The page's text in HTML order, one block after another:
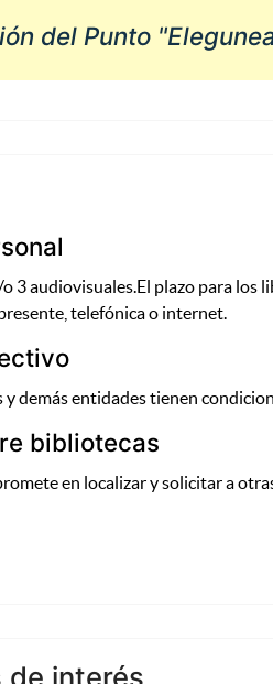
del Punto
3 audiovisuales.El plazo para los
telefónica o internet.
y demás entidades tienen
bibliotecas
en localizar y solicitar a
de interés